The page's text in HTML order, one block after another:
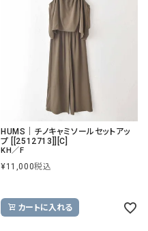
HUMS｜チノキャミソールセットアッ
プ [[2512713]][C]
KH／F
¥11,000税込
カートに入れる